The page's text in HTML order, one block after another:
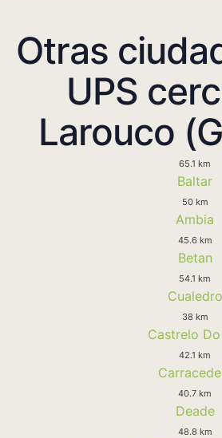
Otras
UPS
Larouco
65.1 km
Baltar
50 km
Ambia
45.6 km
Betan
54.1 km
Cualedro
38 km
Castrelo Do
42.1 km
40.7 km
Deade
48.8 km